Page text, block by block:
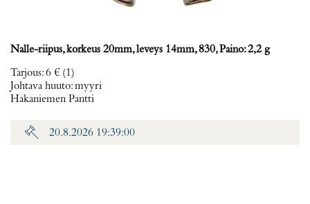
Nalle-riipus, korkeus 20mm, leveys 14mm, 830, Paino: 2,2 g
Tarjous:6 € (1)
Johtava huuto:myyri
Hakaniemen Pantti
20.8.2026 19:39:00